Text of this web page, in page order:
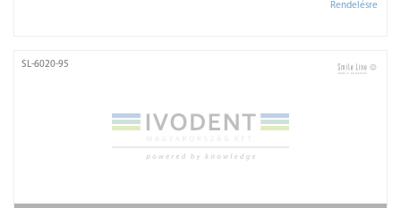
Rendelésre
SL-6020-95